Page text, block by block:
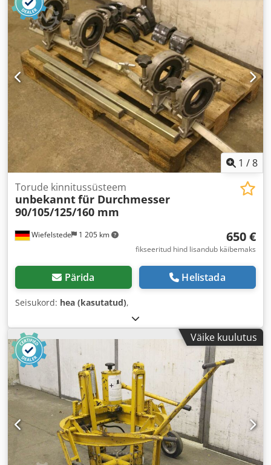
1 /8
Wiefelstede 1 205 km
Torude kinnitussüsteem
unbekanntfür Durchmesser
90/105/125/160 mm
650 €
fikseeritud hind lisandub käibemaks
Pärida Helistada
Seisukord: hea (kasutatud),
Väike kuulutus